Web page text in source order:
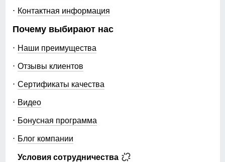
Контактная информация
Почему выбирают нас
Наши преимущества
Отзывы клиентов
Сертификаты качества
Видео
Бонусная программа
Блог компании
Условия сотрудничества